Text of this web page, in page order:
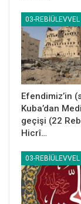
İbn-i Mâce,
Kasas
03-REBIÜLEVVEL
Efendimiz’in
Kuba’dan
geçişi (22
Hicrî…
03-REBIÜLEVVEL